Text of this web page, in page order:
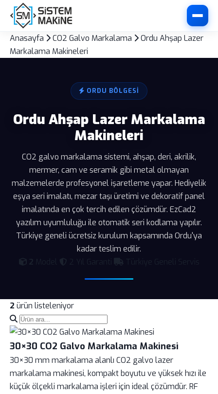
Anasayfa CO2 Galvo Markalama
Ordu Ahşap Lazer
Markalama Makineleri
ORDU BÖLGESI
Ordu Ahşap Lazer Markalama
Makineleri
CO2 galvo markalama sistemi, ahşap, deri, akrilik,
mermer, cam ve seramik gibi metal olmayan
malzemelerde profesyonel işaretleme yapar. Hediyelik
eşya seri imalatı, mezar taşı üretimi ve dekoratif panel
imalatında en çok tercih edilen çözümdür. EzCad2
yazılım uyumluluğu ile otomatik seri kodlama yapılır.
Türkiye geneli ücretsiz kurulum kapsamında Ordu'ya
kadar teslim edilir.
2 ürün listeleniyor
30×30 CO2 Galvo Markalama Makinesi
30×30 mm markalama alanlı CO2 galvo lazer
markalama makinesi, kompakt boyutu ve yüksek hızı ile
küçük ölçekli markalama işleri için ideal çözümdür. RF